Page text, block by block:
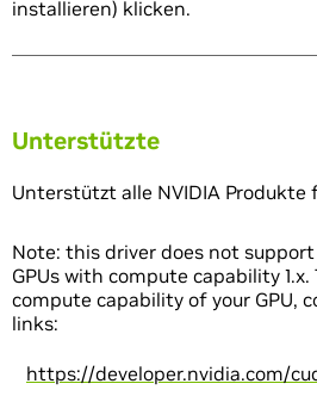
installieren) klicken.
Unterstützte
Unterstützt alle NVIDIA Produkte
Note: this driver does not
GPUs with compute capability
compute capability of your GPU,
links:
https://developer.nvidia.com/